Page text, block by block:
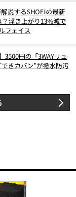
説するSHOEIの最新
浮き上がり13%減で
フェイス
3500円の「3WAYリュ
きカバン”が撥水防汚